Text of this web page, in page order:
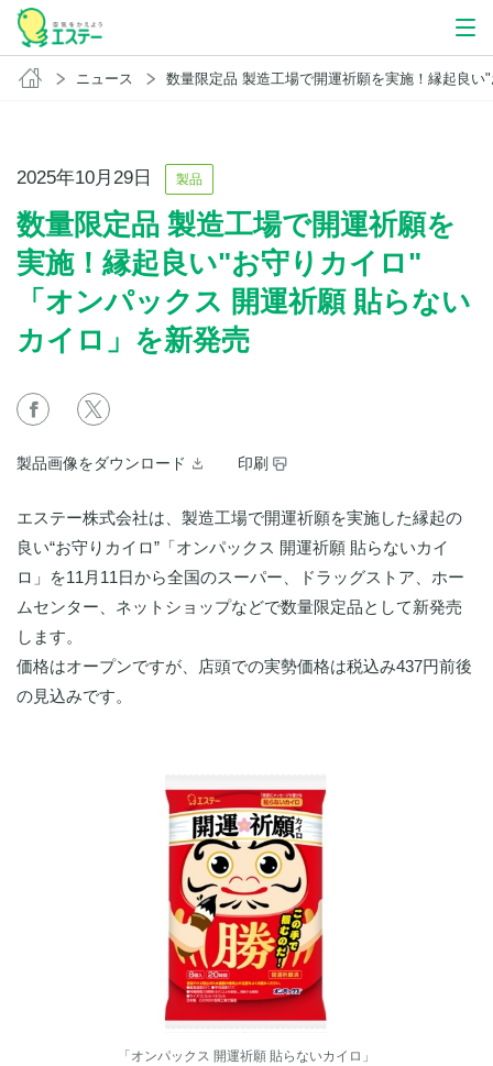
ニュース 数量限定品 製造工場で開運祈願を実施！縁起良い"お守りカイロ" 「オンパックス 開運祈願 貼らないカイロ」を
2025年10月29日 製品
数量限定品 製造工場で開運祈願を
実施！縁起良い"お守りカイロ"
「オンパックス 開運祈願 貼らない
カイロ」を新発売
製品画像をダウンロード 印刷
エステー株式会社は、製造工場で開運祈願を実施した縁起の
良い“お守りカイロ”「オンパックス 開運祈願 貼らないカイ
ロ」を11月11日から全国のスーパー、ドラッグストア、ホー
ムセンター、ネットショップなどで数量限定品として新発売
します。
価格はオープンですが、店頭での実勢価格は税込み437円前後
の見込みです。
「オンパックス 開運祈願 貼らないカイロ」